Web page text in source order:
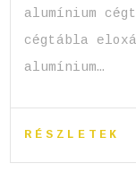
alumínium
cégtábla
alumínium…
RÉSZLETEK